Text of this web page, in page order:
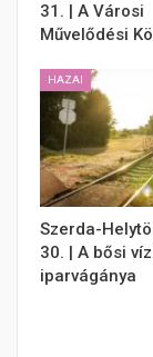
31. | A Városi
Művelődési
HAZAI
Szerda-
30. | A bősi
iparvágánya